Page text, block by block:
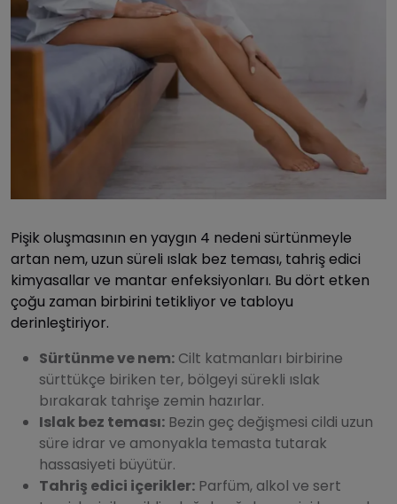
Pişik oluşmasının en yaygın 4 nedeni sürtünmeyle
artan nem, uzun süreli ıslak bez teması, tahriş edici
kimyasallar ve mantar enfeksiyonları. Bu dört etken
çoğu zaman birbirini tetikliyor ve tabloyu
derinleştiriyor.
Sürtünme ve nem: Cilt katmanları birbirine
sürttükçe biriken ter, bölgeyi sürekli ıslak
bırakarak tahrişe zemin hazırlar.
Islak bez teması: Bezin geç değişmesi cildi uzun
süre idrar ve amonyakla temasta tutarak
hassasiyeti büyütür.
Tahriş edici içerikler: Parfüm, alkol ve sert